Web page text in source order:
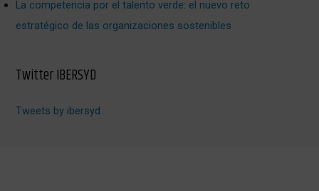
La competencia por el talento verde: el nuevo reto
estratégico de las organizaciones sostenibles
Twitter IBERSYD
Tweets by ibersyd